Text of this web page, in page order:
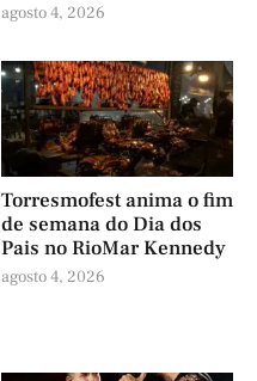
agosto 4, 2026
Torresmofest anima o fim
de semana do Dia dos
Pais no RioMar Kennedy
agosto 4, 2026